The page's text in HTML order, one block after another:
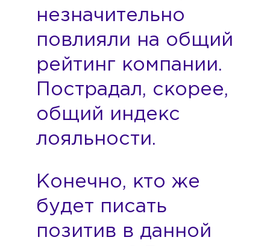
незначительно
повлияли на общий
рейтинг компании.
Пострадал, скорее,
общий индекс
лояльности.
Конечно, кто же
будет писать
позитив в данной